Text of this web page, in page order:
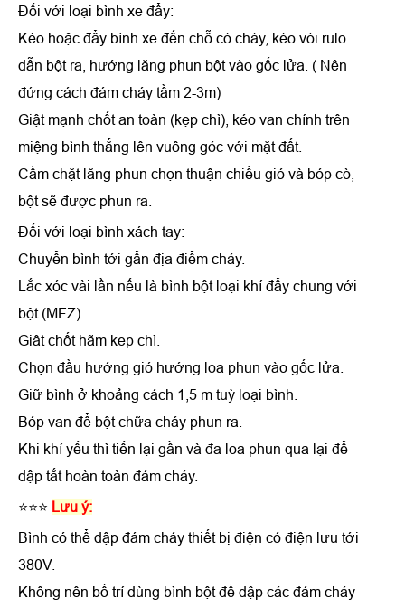
Đối với loại bình xe đẩy:
Kéo hoặc đẩy bình xe đến chỗ có cháy, kéo vòi rulo
dẫn bột ra, hướng lăng phun bột vào gốc lửa. ( Nên
đứng cách đám cháy tầm 2-3m)
Giật mạnh chốt an toàn (kẹp chì), kéo van chính trên
miệng bình thẳng lên vuông góc với mặt đất.
Cầm chặt lăng phun chọn thuận chiều gió và bóp cò,
bột sẽ được phun ra.
Đối với loại bình xách tay:
Chuyển bình tới gẩn địa điểm cháy.
Lắc xóc vài lần nếu là bình bột loại khí đẩy chung với
bột (MFZ).
Giật chốt hãm kẹp chì.
Chọn đầu hướng gió hướng loa phun vào gốc lửa.
Giữ bình ở khoảng cách 1,5 m tuỳ loại bình.
Bóp van để bột chữa cháy phun ra.
Khi khí yếu thì tiến lại gần và đa loa phun qua lại để
dập tắt hoàn toàn đám cháy.
⭐⭐⭐ Lưu ý:
Bình có thể dập đám cháy thiết bị điện có điện lưu tới
380V.
Không nên bố trí dùng bình bột để dập các đám cháy